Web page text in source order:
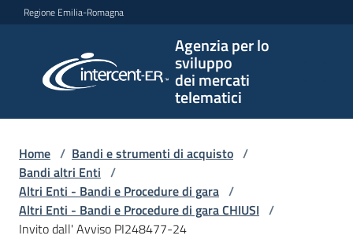
Vai al contenuto
Vai alla navigazione
Vai al footer
Regione Emilia-Romagna
Agenzia per lo
sviluppo
dei mercati
telematici
per lo
sviluppo
telematici
L'Agenzia
Home / Bandi e strumenti di acquisto /
Bandi altri Enti /
Altri Enti - Bandi e Procedure di gara /
Altri Enti - Bandi e Procedure di gara CHIUSI /
Invito dall' Avviso PI248477-24